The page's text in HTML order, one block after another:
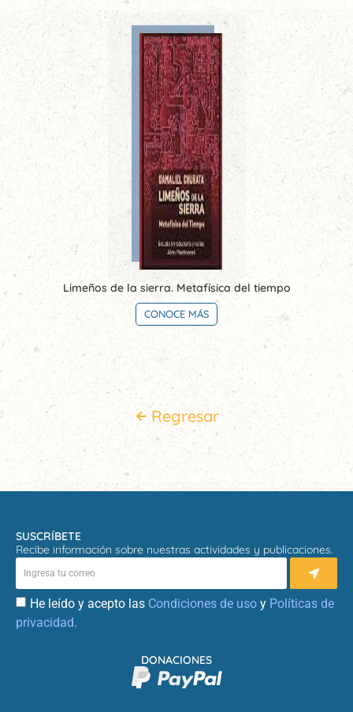
Limeños de la sierra. Metafísica del tiempo
CONOCE MÁS
Regresar
SUSCRÍBETE
Recibe información sobre nuestras actividades y publicaciones.
He leído y acepto las Condiciones de uso y Políticas de
privacidad.
DONACIONES